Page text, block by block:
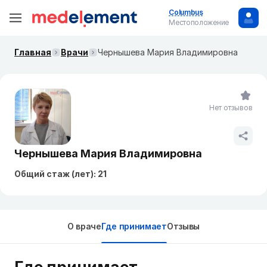
Columbus
Местоположение
Главная Врачи Чернышева Мария Владимировна
Чернышева Мария Владимировна
Общий стаж (лет): 21
Нет отзывов
О врачеГде принимаетОтзывы